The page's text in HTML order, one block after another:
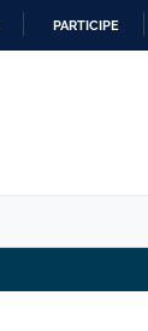
PARTICIPE